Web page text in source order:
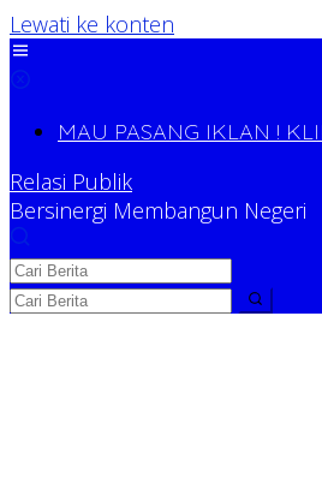
Lewati ke konten
MAU PASANG IKLAN !
Relasi Publik
Bersinergi Membangun Negeri